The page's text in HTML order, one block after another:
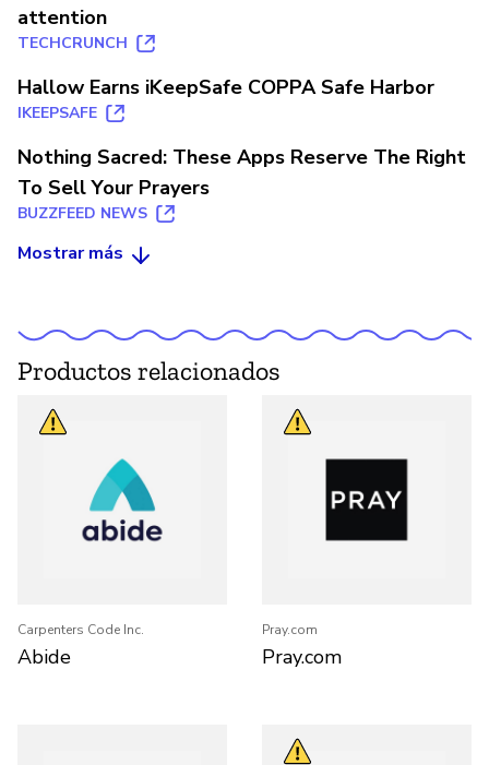
attention
TECHCRUNCH
Hallow Earns iKeepSafe COPPA Safe Harbor
IKEEPSAFE
Nothing Sacred: These Apps Reserve The Right
To Sell Your Prayers
BUZZFEED NEWS
Mostrar más
Productos relacionados
Carpenters Code Inc.
Abide
Pray.com
Pray.com